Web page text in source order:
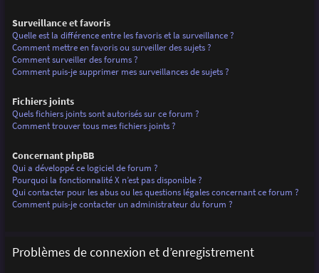
Surveillance et favoris
Quelle est la différence entre les favoris et la surveillance ?
Comment mettre en favoris ou surveiller des sujets ?
Comment surveiller des forums ?
Comment puis-je supprimer mes surveillances de sujets ?
Fichiers joints
Quels fichiers joints sont autorisés sur ce forum ?
Comment trouver tous mes fichiers joints ?
Concernant phpBB
Qui a développé ce logiciel de forum ?
Pourquoi la fonctionnalité X n’est pas disponible ?
Qui contacter pour les abus ou les questions légales concernant ce forum ?
Comment puis-je contacter un administrateur du forum ?
Problèmes de connexion et d’enregistrement